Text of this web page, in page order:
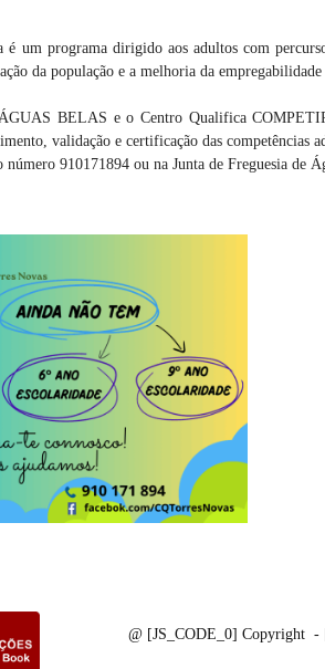
é um programa dirigido aos adultos com
da população e a melhoria da
BELAS e o Centro Qualifica
validação e certificação das
910171894 ou na Junta de Freguesia de
@ [JS_CODE_0] Copyright -